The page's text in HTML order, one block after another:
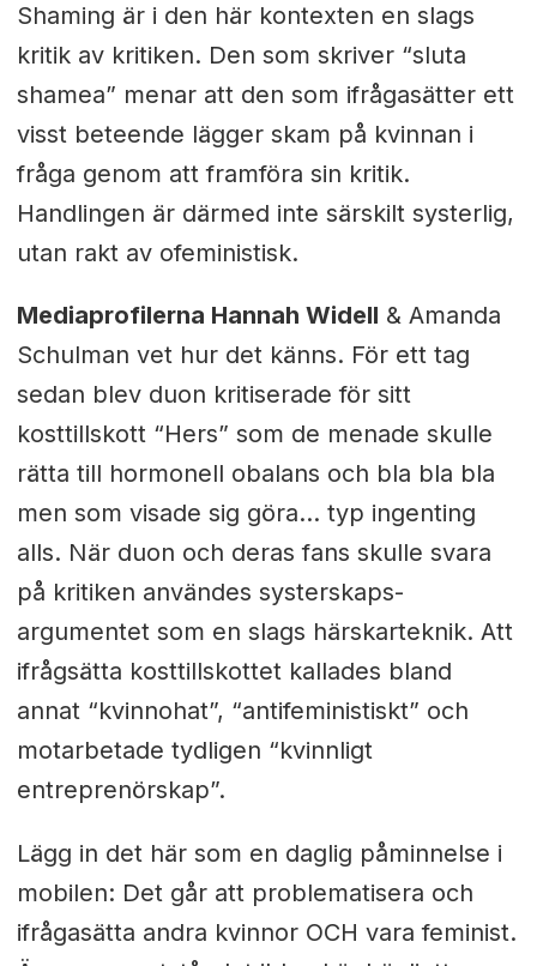
Shaming är i den här kontexten en slags
kritik av kritiken. Den som skriver “sluta
shamea” menar att den som ifrågasätter ett
visst beteende lägger skam på kvinnan i
fråga genom att framföra sin kritik.
Handlingen är därmed inte särskilt systerlig,
utan rakt av ofeministisk.
Mediaprofilerna Hannah Widell & Amanda
Schulman vet hur det känns. För ett tag
sedan blev duon kritiserade för sitt
kosttillskott “Hers” som de menade skulle
rätta till hormonell obalans och bla bla bla
men som visade sig göra… typ ingenting
alls. När duon och deras fans skulle svara
på kritiken användes systerskaps-
argumentet som en slags härskarteknik. Att
ifrågsätta kosttillskottet kallades bland
annat “kvinnohat”, “antifeministiskt” och
motarbetade tydligen “kvinnligt
entreprenörskap”.
Lägg in det här som en daglig påminnelse i
mobilen: Det går att problematisera och
ifrågasätta andra kvinnor OCH vara feminist.